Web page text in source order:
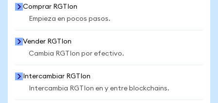
Comprar RGTIon
Empieza en pocos pasos.
Vender RGTIon
Cambia RGTIon por efectivo.
Intercambiar RGTIon
Intercambia RGTIon en y entre blockchains.